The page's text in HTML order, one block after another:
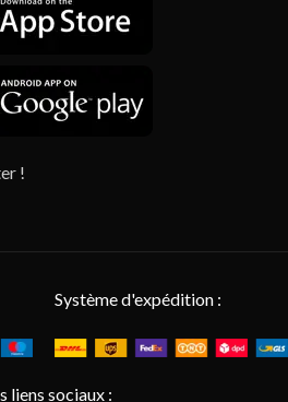
!
Système d'expédition :
liens sociaux :